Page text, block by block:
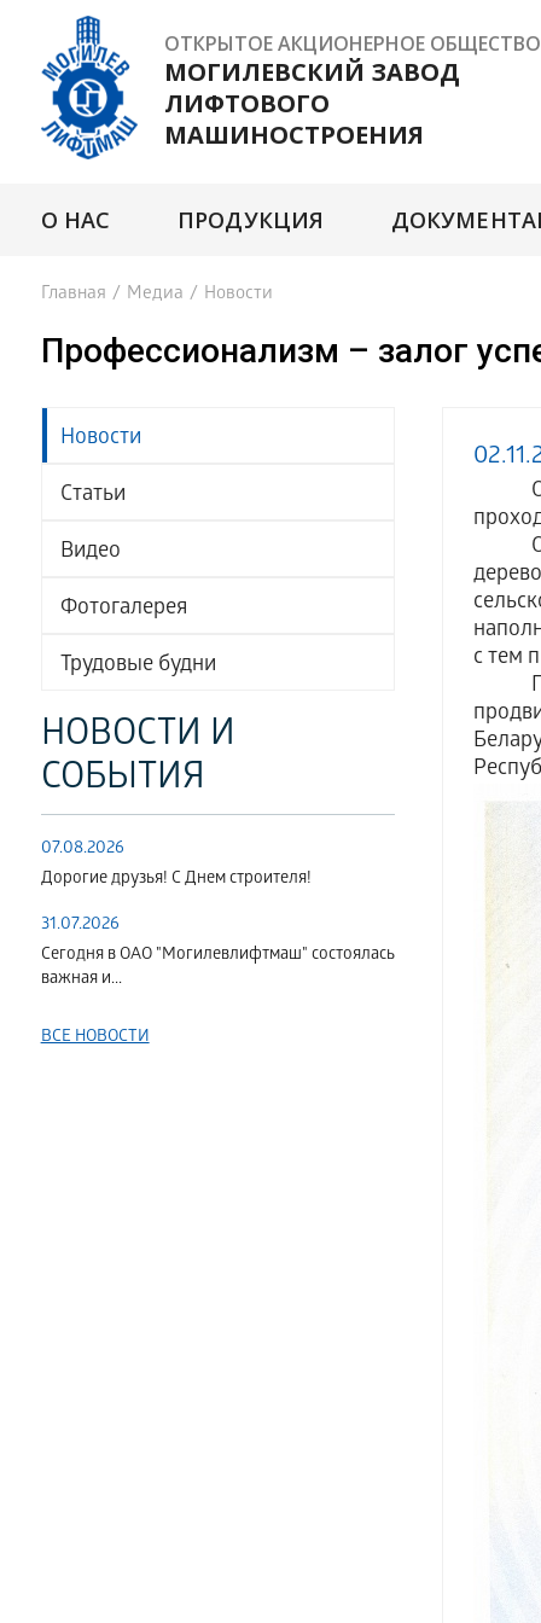
ОТКРЫТОЕ АКЦИОНЕРНОЕ ОБЩЕСТВО
МОГИЛЕВСКИЙ ЗАВОД
ЛИФТОВОГО
МАШИНОСТРОЕНИЯ
О НАС ПРОДУКЦИЯ
Главная / Медиа / Новости
Профессионализм – залог
Новости
Статьи
Видео
Фотогалерея
Трудовые будни
НОВОСТИ И
СОБЫТИЯ
07.08.2026
Дорогие друзья! С Днем строителя!
31.07.2026
Сегодня в ОАО "Могилевлифтмаш" состоялась
важная и...
ВСЕ НОВОСТИ
ОАО
с тем
По